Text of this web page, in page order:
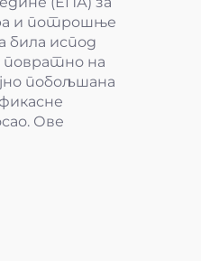
и потрошње
била испод
повратно на
побољшана
Ове